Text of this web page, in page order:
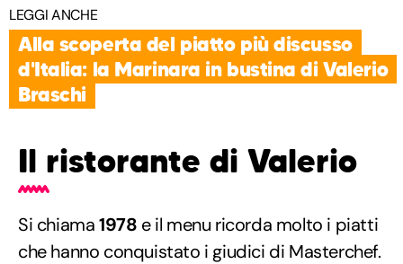
LEGGI ANCHE
Alla scoperta del piatto più discusso
d'Italia: la Marinara in bustina di Valerio
Braschi
Il ristorante di Valerio
Si chiama1978 e il menu ricorda molto i piatti
che hanno conquistato i giudici di Masterchef.